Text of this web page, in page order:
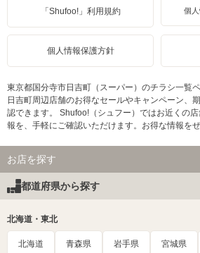
「Shufoo!」利用規約 個
個人情報保護方針
東京都国分寺市日吉町（スーパー）のチラシ一覧
日吉町周辺店舗のお得なセールやキャンペーン、
認できます。 Shufoo!（シュフー）ではお近くの
報を、手軽にご確認いただけます。お得な情報を
お店を探す
都道府県から探す
北海道・東北
北海道 青森県 岩手県 宮城県